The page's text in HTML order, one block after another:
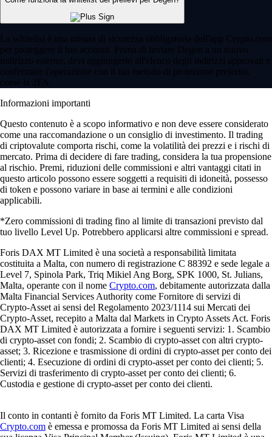
La whitelist è una misura di sicurezza obbligatoria dell'app Crypto.com
per proteggere il tuo account. Prima di inviare Degen a un nuovo
indirizzo esterno, devi aggiungerlo all'elenco degli indirizzi approvati e
confermare l'operazione con il tuo metodo di protezione preferito,
come la 2FA.
Informazioni importanti
Questo contenuto è a scopo informativo e non deve essere considerato
come una raccomandazione o un consiglio di investimento. Il trading
di criptovalute comporta rischi, come la volatilità dei prezzi e i rischi di
mercato. Prima di decidere di fare trading, considera la tua propensione
al rischio. Premi, riduzioni delle commissioni e altri vantaggi citati in
questo articolo possono essere soggetti a requisiti di idoneità, possesso
di token e possono variare in base ai termini e alle condizioni
applicabili.
*Zero commissioni di trading fino al limite di transazioni previsto dal
tuo livello Level Up. Potrebbero applicarsi altre commissioni e spread.
Foris DAX MT Limited è una società a responsabilità limitata
costituita a Malta, con numero di registrazione C 88392 e sede legale a
Level 7, Spinola Park, Triq Mikiel Ang Borg, SPK 1000, St. Julians,
Malta, operante con il nome Crypto.com, debitamente autorizzata dalla
Malta Financial Services Authority come Fornitore di servizi di
Crypto-Asset ai sensi del Regolamento 2023/1114 sui Mercati dei
Crypto-Asset, recepito a Malta dal Markets in Crypto Assets Act. Foris
DAX MT Limited è autorizzata a fornire i seguenti servizi: 1. Scambio
di crypto-asset con fondi; 2. Scambio di crypto-asset con altri crypto-
asset; 3. Ricezione e trasmissione di ordini di crypto-asset per conto dei
clienti; 4. Esecuzione di ordini di crypto-asset per conto dei clienti; 5.
Servizi di trasferimento di crypto-asset per conto dei clienti; 6.
Custodia e gestione di crypto-asset per conto dei clienti.
Il conto in contanti è fornito da Foris MT Limited. La carta Visa
Crypto.com è emessa e promossa da Foris MT Limited ai sensi della